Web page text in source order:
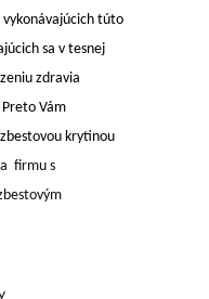
vykonávajúcich túto
sa v tesnej
zdravia
Vám
krytinou
firmu s